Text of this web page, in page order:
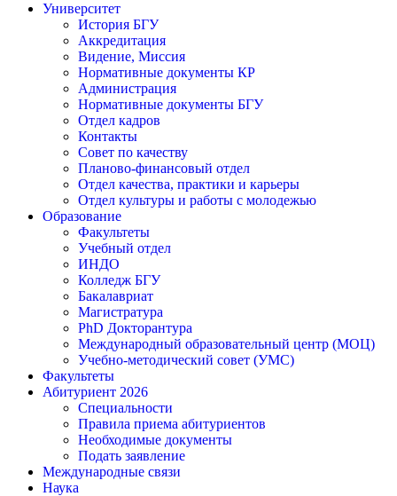
Университет
История БГУ
Аккредитация
Видение, Миссия
Нормативные документы КР
Администрация
Нормативные документы БГУ
Отдел кадров
Контакты
Совет по качеству
Планово-финансовый отдел
Отдел качества, практики и карьеры
Отдел культуры и работы с молодежью
Образование
Факультеты
Учебный отдел
ИНДО
Колледж БГУ
Бакалавриат
Магистратура
PhD Докторантура
Международный образовательный центр (МОЦ)
Учебно-методический совет (УМС)
Факультеты
Абитуриент 2026
Специальности
Правила приема абитуриентов
Необходимые документы
Подать заявление
Международные связи
Наука